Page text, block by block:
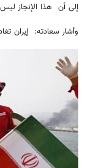
إلى أن هذا الإنجاز ليس
وأشار سعادته: إيران